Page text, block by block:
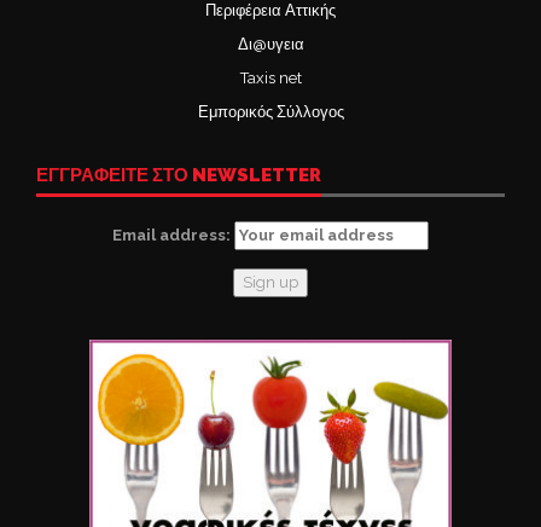
Περιφέρεια Αττικής
Δι@υγεια
Taxis net
Εμπορικός Σύλλογος
ΕΓΓΡΑΦΕΙΤΕ ΣΤΟ NEWSLETTER
Email address: